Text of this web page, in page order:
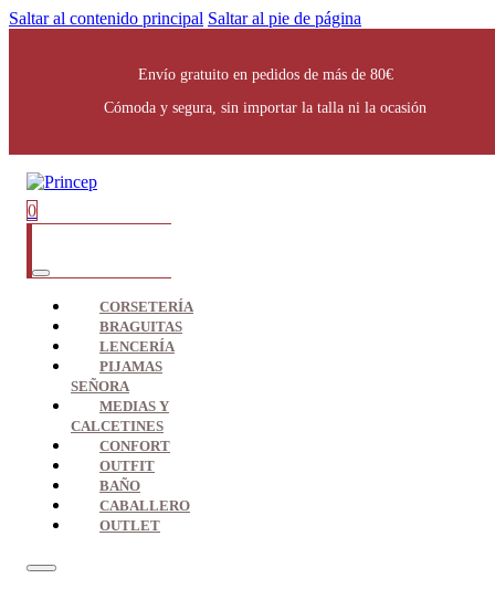
Saltar al contenido principal Saltar al pie de página
Envío gratuito en pedidos de más de 80€
Cómoda y segura, sin importar la talla ni la ocasión
0
CORSETERÍA
BRAGUITAS
LENCERÍA
PIJAMAS
SEÑORA
MEDIAS Y
CALCETINES
CONFORT
OUTFIT
BAÑO
CABALLERO
OUTLET